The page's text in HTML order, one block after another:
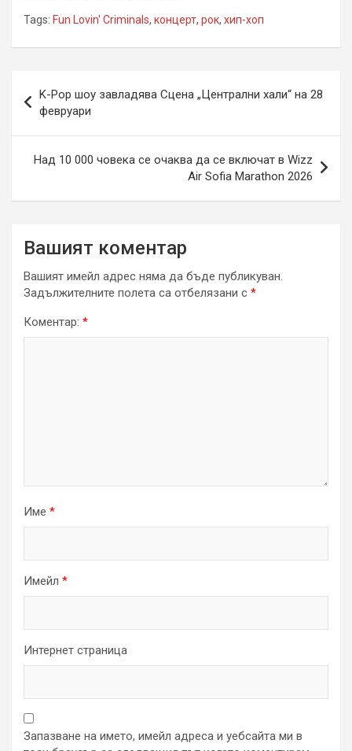
Tags: Fun Lovin' Criminals, концерт, рок, хип-хоп
K-Pop шоу завладява Сцена „Централни хали“ на 28
февруари
Над 10 000 човека се очаква да се включат в Wizz
Air Sofia Marathon 2026
Вашият коментар
Вашият имейл адрес няма да бъде публикуван.
Задължителните полета са отбелязани с *
Коментар: *
Име *
Имейл *
Интернет страница
Запазване на името, имейл адреса и уебсайта ми в